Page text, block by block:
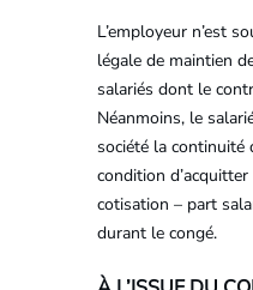
L’employeur n’est
légale de maintien
salariés dont le
Néanmoins, le
société la continuité
condition
cotisation – part
durant le congé.